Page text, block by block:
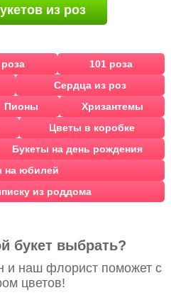
из роз
101 роза
Сердца из роз
Пионы
Хризантемы
Цветы в коробке
Букеты на день рождения
на юбилей
из роддома
букет выбрать?
и наш флорист поможет с
цветов!